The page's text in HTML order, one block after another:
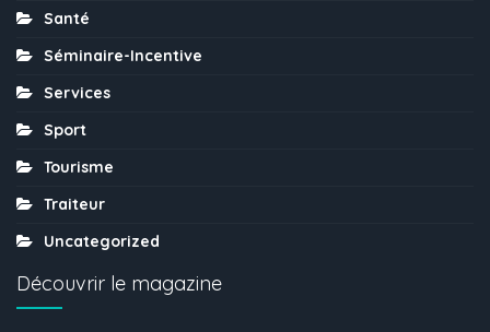
Santé
Séminaire-Incentive
Services
Sport
Tourisme
Traiteur
Uncategorized
Découvrir le magazine